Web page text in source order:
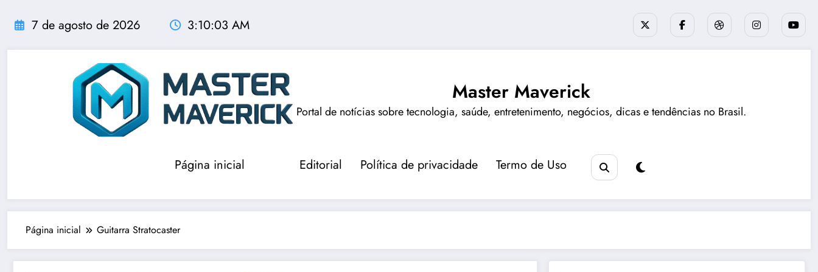
para
conteúdo
7 de agosto de 2026 3:10:03 AM
Master Maverick
Portal de notícias sobre tecnologia, saúde, entretenimento, negócios, dicas e tendências no Brasil.
Página inicial Editorial Política de privacidade Termo de Uso
Página inicial Guitarra Stratocaster